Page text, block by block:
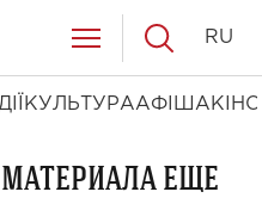
КУЛЬТУРААФІША КІНО
RU
ЕЩЕ